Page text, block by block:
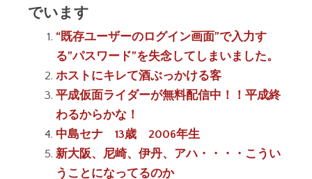
でいます
“既存ユーザーのログイン画面”で入力す
る”パスワード”を失念してしまいました。
ホストにキレて酒ぶっかける客
平成仮面ライダーが無料配信中！！平成終
わるからかな！
中島セナ 13歳 2006年生
新大阪、尼崎、伊丹、アハ・・・・こうい
うことになってるのか